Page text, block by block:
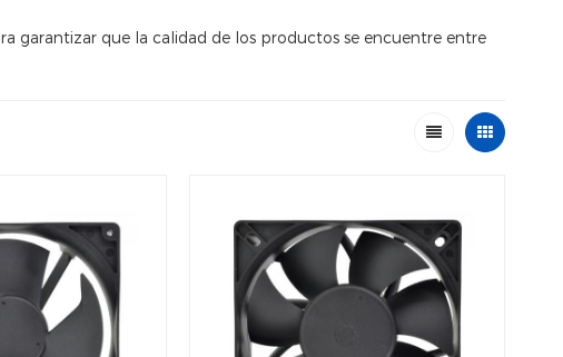
garantizar que la calidad de los productos se encuentre entre